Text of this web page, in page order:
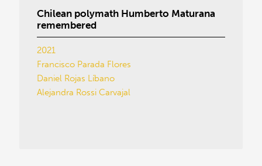
Chilean polymath Humberto Maturana
remembered
2021
Francisco Parada Flores
Daniel Rojas Líbano
Alejandra Rossi Carvajal